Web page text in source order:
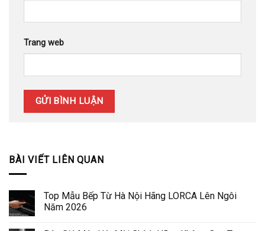
Trang web
BÀI VIẾT LIÊN QUAN
Top Mẫu Bếp Từ Hà Nội Hãng LORCA Lên Ngôi
Năm 2026